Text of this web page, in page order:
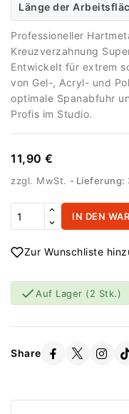
Länge der
Professioneller
Kreuzverzahnung
Entwickelt für extrem
von Gel-, Acryl- und
optimale Spanabfuhr
Profis im Studio.
11,90 €
zzgl. MwSt. Lieferung:
IN DEN
Zur Wunschliste
 Auf Lager (2 Stk.)
Share